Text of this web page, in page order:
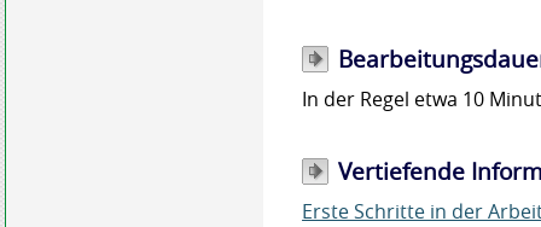
In der Regel etwa 10
Vertiefende
Erste Schritte in der